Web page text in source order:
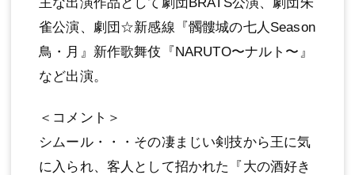
雀公演、劇団☆新感線『髑髏城の七⼈Season
⿃・⽉』新作歌舞伎『NARUTO〜ナルト〜』
など出演。
＜コメント＞
シムール・・・その凄まじい剣技から王に気
に⼊られ、客⼈として招かれた『⼤の酒好き